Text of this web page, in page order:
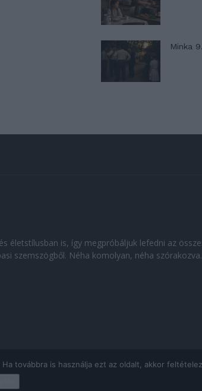
Minka
életstílusban is, így megpróbáljuk lefedni az
szemszögből. Néha komolyan, néha
továbbra is használja ezt az oldalt, akkor